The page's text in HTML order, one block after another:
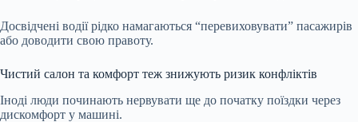
Досвідчені водії рідко намагаються “перевиховувати” пасажирів
або доводити свою правоту.
Чистий салон та комфорт теж знижують ризик конфліктів
Іноді люди починають нервувати ще до початку поїздки через
дискомфорт у машині.